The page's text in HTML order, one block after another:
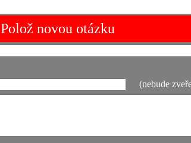
Polož novou otázku
(nebude